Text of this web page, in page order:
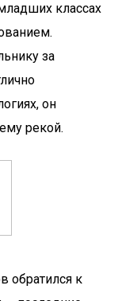
классах
за
он
рекой.
обратился к